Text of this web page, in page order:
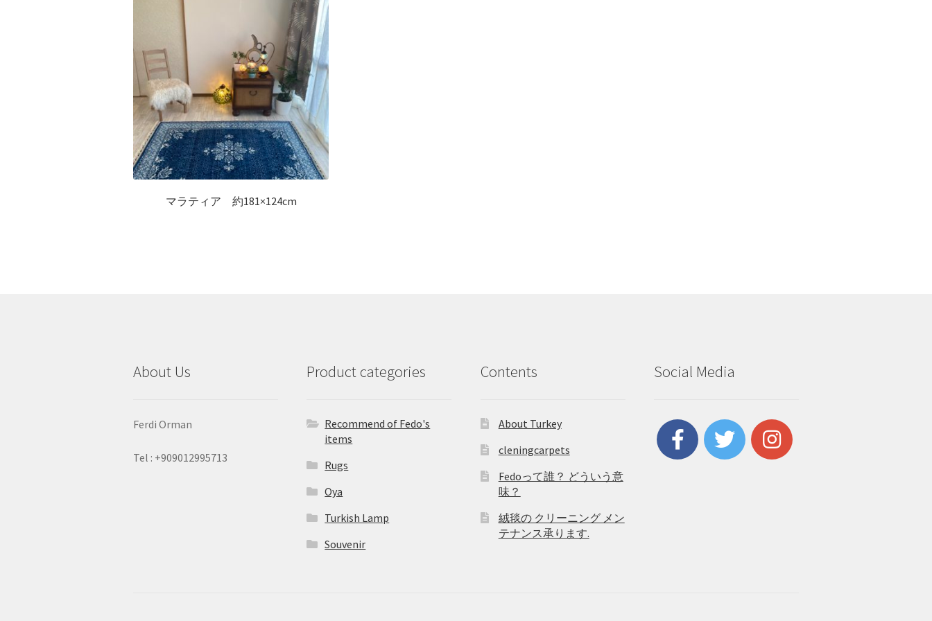
マラティア 約181×124cm
About Us
Ferdi Orman
Tel : +909012995713
Product categories
Recommend of Fedo's
items
Rugs
Oya
Turkish Lamp
Souvenir
Contents
About Turkey
cleningcarpets
Fedoって誰？ どういう意
味？
絨毯の クリーニング メン
テナンス承ります.
Social Media